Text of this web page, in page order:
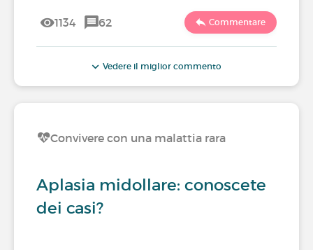
1134 62 Commentare
Vedere il miglior commento
Convivere con una malattia rara
Aplasia midollare: conoscete
dei casi?